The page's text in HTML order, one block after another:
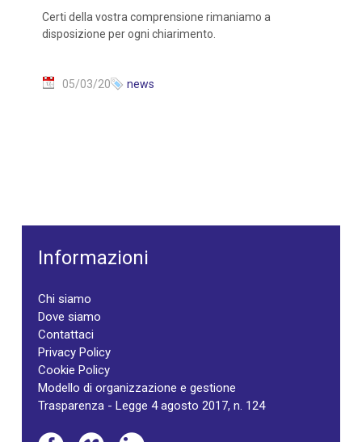
Certi della vostra comprensione rimaniamo a
disposizione per ogni chiarimento.
05/03/20 news
Informazioni
Chi siamo
Dove siamo
Contattaci
Privacy Policy
Cookie Policy
Modello di organizzazione e gestione
Trasparenza - Legge 4 agosto 2017, n. 124